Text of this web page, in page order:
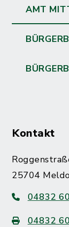
AMT
Kontakt
25704
04832
04832